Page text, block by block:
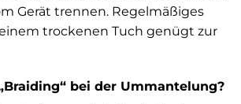
Gerät trennen. Regelmäßiges
trockenen Tuch genügt zur
bei der Ummantelung?